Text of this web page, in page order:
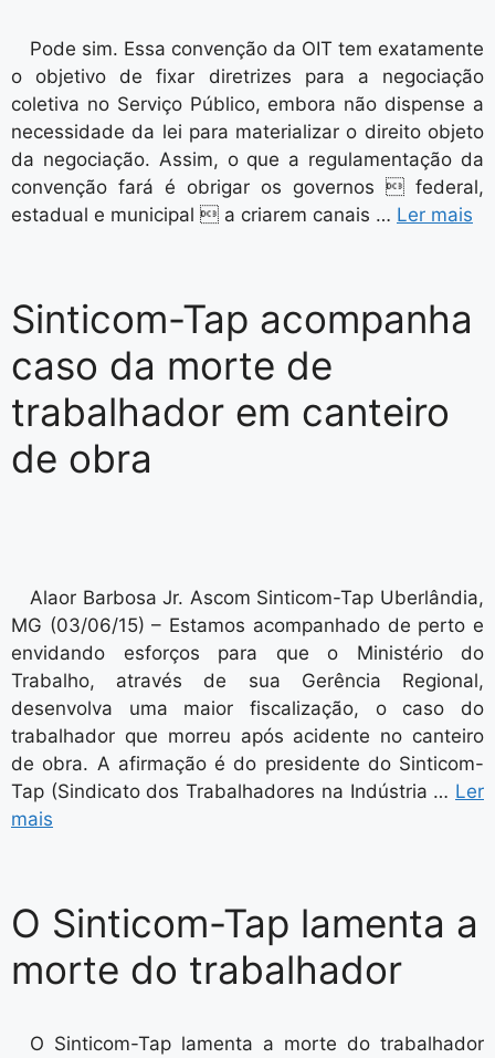
Pode sim. Essa convenção da OIT tem exatamente
o objetivo de fixar diretrizes para a negociação
coletiva no Serviço Público, embora não dispense a
necessidade da lei para materializar o direito objeto
da negociação. Assim, o que a regulamentação da
convenção fará é obrigar os governos  federal,
estadual e municipal  a criarem canais … Ler mais
Sinticom-Tap acompanha
caso da morte de
trabalhador em canteiro
de obra
Alaor Barbosa Jr. Ascom Sinticom-Tap Uberlândia,
MG (03/06/15) – Estamos acompanhado de perto e
envidando esforços para que o Ministério do
Trabalho, através de sua Gerência Regional,
desenvolva uma maior fiscalização, o caso do
trabalhador que morreu após acidente no canteiro
de obra. A afirmação é do presidente do Sinticom-
Tap (Sindicato dos Trabalhadores na Indústria … Ler
mais
O Sinticom-Tap lamenta a
morte do trabalhador
O Sinticom-Tap lamenta a morte do trabalhador